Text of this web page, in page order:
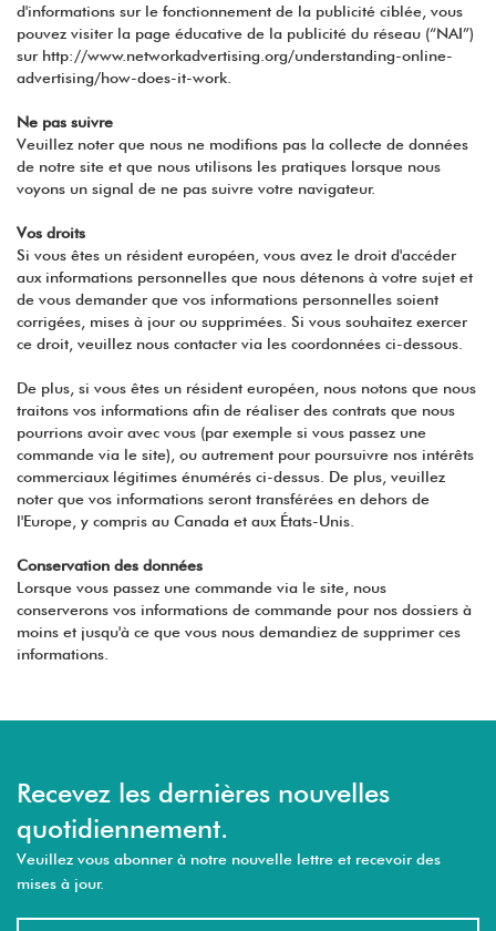
d'informations sur le fonctionnement de la publicité ciblée, vous
pouvez visiter la page éducative de la publicité du réseau (“NAI”)
sur http://www.networkadvertising.org/understanding-online-
advertising/how-does-it-work.
Ne pas suivre
Veuillez noter que nous ne modifions pas la collecte de données
de notre site et que nous utilisons les pratiques lorsque nous
voyons un signal de ne pas suivre votre navigateur.
Vos droits
Si vous êtes un résident européen, vous avez le droit d'accéder
aux informations personnelles que nous détenons à votre sujet et
de vous demander que vos informations personnelles soient
corrigées, mises à jour ou supprimées. Si vous souhaitez exercer
ce droit, veuillez nous contacter via les coordonnées ci-dessous.
De plus, si vous êtes un résident européen, nous notons que nous
traitons vos informations afin de réaliser des contrats que nous
pourrions avoir avec vous (par exemple si vous passez une
commande via le site), ou autrement pour poursuivre nos intérêts
commerciaux légitimes énumérés ci-dessus. De plus, veuillez
noter que vos informations seront transférées en dehors de
l'Europe, y compris au Canada et aux États-Unis.
Conservation des données
Lorsque vous passez une commande via le site, nous
conserverons vos informations de commande pour nos dossiers à
moins et jusqu'à ce que vous nous demandiez de supprimer ces
informations.
Recevez les dernières nouvelles
quotidiennement.
Veuillez vous abonner à notre nouvelle lettre et recevoir des
mises à jour.